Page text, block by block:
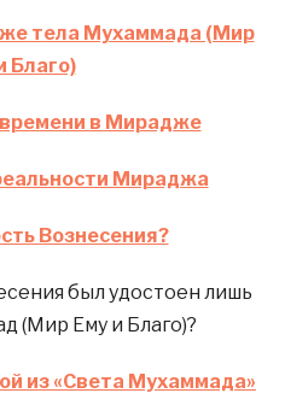
тела Мухаммада (Мир
Благо)
в Мирадже
Мираджа
Вознесения?
был удостоен лишь
(Мир Ему и Благо)?
из «Света Мухаммада»